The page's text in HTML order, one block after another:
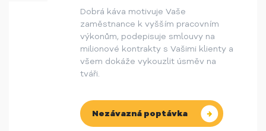
Dobrá káva motivuje Vaše
zaměstnance k vyšším pracovním
výkonům, podepisuje smlouvy na
milionové kontrakty s Vašimi klienty a
všem dokáže vykouzlit úsměv na
tváři.
Nezávazná poptávka